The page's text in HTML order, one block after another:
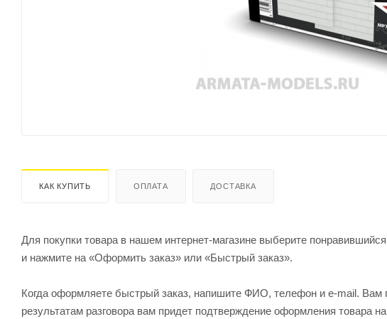
КАК КУПИТЬ ОПЛАТА ДОСТАВКА
Для покупки товара в нашем интернет-магазине выберите
и нажмите на «Оформить заказ» или «Быстрый заказ».
Когда оформляете быстрый заказ, напишите ФИО, телефон и e-mail. Вам
результатам разговора вам придет подтверждение оформления товара